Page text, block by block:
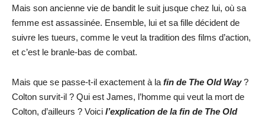
Mais son ancienne vie de bandit le suit jusque chez lui, où sa
femme est assassinée. Ensemble, lui et sa fille décident de
suivre les tueurs, comme le veut la tradition des films d’action,
et c’est le branle-bas de combat.
Mais que se passe-t-il exactement à la fin de The Old Way?
Colton survit-il ? Qui est James, l’homme qui veut la mort de
Colton, d’ailleurs ? Voici l’explication de la fin de The Old